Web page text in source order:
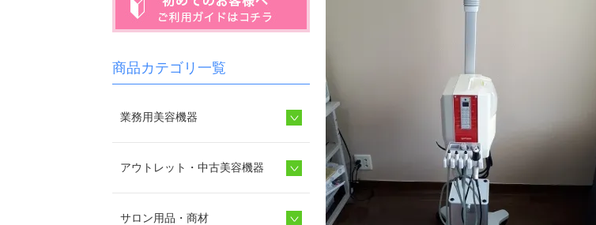
商品カテゴリ一覧
業務用美容機器
アウトレット・中古美容機器
サロン用品・商材